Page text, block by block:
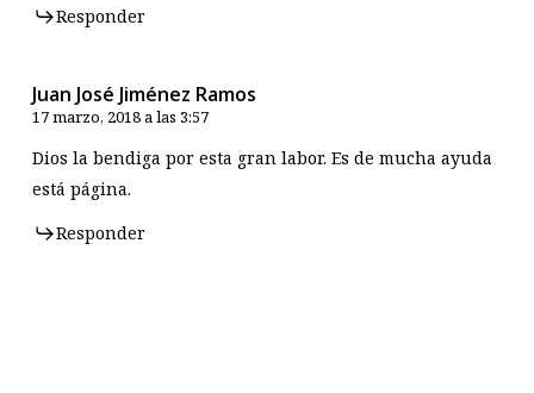
Responder
Juan José Jiménez Ramos
17 marzo, 2018 a las 3:57
Dios la bendiga por esta gran labor. Es de mucha ayuda
está página.
Responder